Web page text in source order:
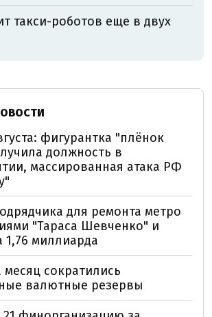
такси-роботов еще в двух
фигурантка "плёнок
должность в
массированная атака РФ
для ремонта метро
"Тараса Шевченко" и
1,76 миллиарда
месяц сократились
валютные резервы